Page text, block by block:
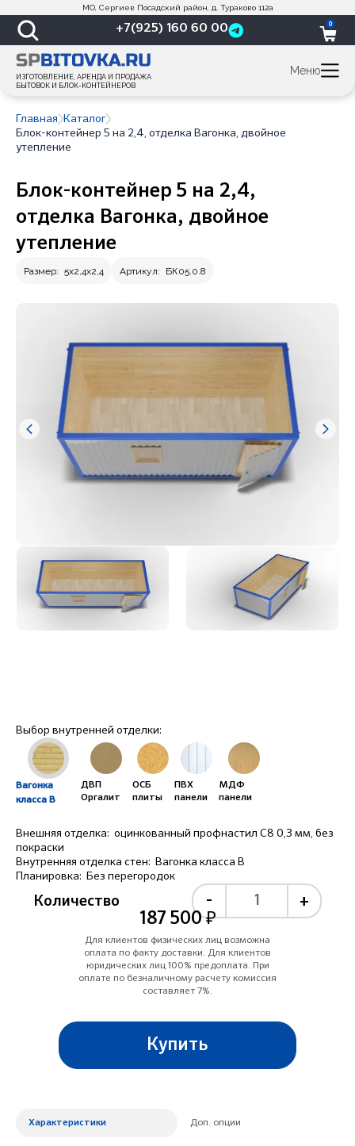
МО, Сергиев Посадский район, д. Тураково 112а
ИЗГОТОВЛЕНИЕ, АРЕНДА И ПРОДАЖА
БЫТОВОК И БЛОК-КОНТЕЙНЕРОВ
+7(925) 160 60 00 0
Меню
Главная
Каталог
Блок-контейнер 5 на 2,4, отделка Вагонка, двойное
утепление
Блок-контейнер 5 на 2,4,
отделка Вагонка, двойное
утепление
Размер: 5х2,4х2,4 Артикул: БК05.0.8
Выбор внутренней отделки:
Вагонка
класса B
ДВП
Оргалит
ОСБ
плиты
ПВХ
панели
МДФ
панели
Внешняя отделка: оцинкованный профнастил С8 0,3 мм, без
покраски
Внутренняя отделка стен:
Вагонка класса B
Планировка:
Без перегородок
187 500 ₽
Для клиентов физических лиц возможна
оплата по факту доставки. Для клиентов
юридических лиц 100% предоплата. При
оплате по безналичному расчету комиссия
составляет 7%.
- +
Количество
Характеристики Доп. опции